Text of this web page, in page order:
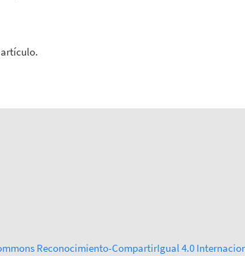
artículo.
Reconocimiento-CompartirIgual 4.0